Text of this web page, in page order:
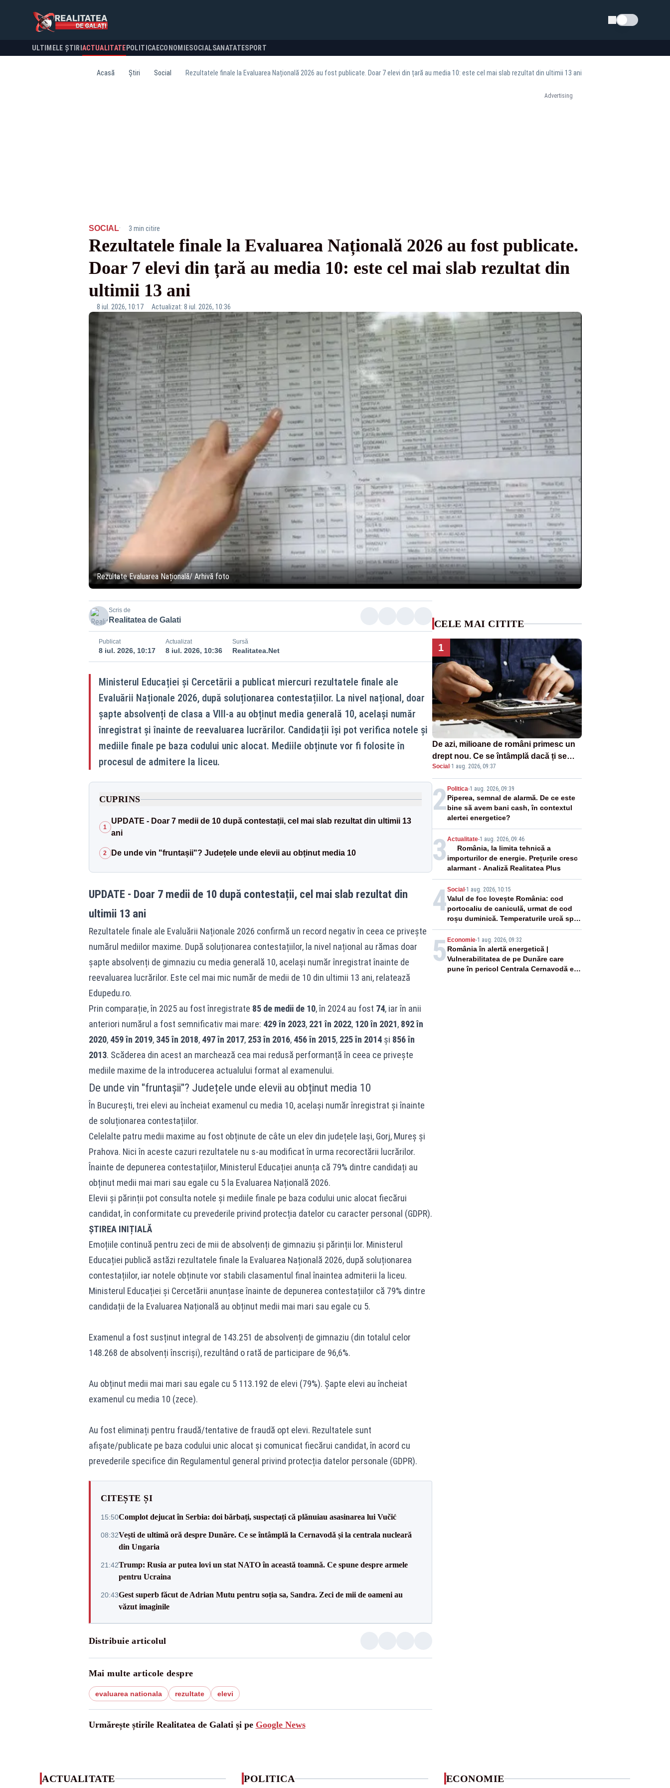
Schimba tema
ULTIMELE ȘTIRI ACTUALITATE POLITICA ECONOMIESOCIALSANATATESPORT
Acasă Știri Social Rezultatele finale la Evaluarea Națională 2026 au fost publicate. Doar 7 elevi din țară au media 10: este cel mai slab rezultat din ultimii 13 ani
Advertising
SOCIAL· 3 min citire
Rezultatele finale la Evaluarea Națională 2026 au fost publicate.
Doar 7 elevi din țară au media 10: este cel mai slab rezultat din
ultimii 13 ani
8 iul. 2026, 10:17 Actualizat: 8 iul. 2026, 10:36
Rezultate Evaluarea Națională/ Arhivă foto
Scris de
Realitatea de Galati
Publicat
8 iul. 2026, 10:17
Actualizat
8 iul. 2026, 10:36
Sursă
Realitatea.Net
Ministerul Educației și Cercetării a publicat miercuri rezultatele finale ale
Evaluării Naționale 2026, după soluționarea contestațiilor. La nivel național, doar
șapte absolvenți de clasa a VIII-a au obținut media generală 10, același număr
înregistrat și înainte de reevaluarea lucrărilor. Candidații își pot verifica notele și
mediile finale pe baza codului unic alocat. Mediile obținute vor fi folosite în
procesul de admitere la liceu.
CUPRINS
1
UPDATE - Doar 7 medii de 10 după contestații, cel mai slab rezultat din ultimii 13
ani
2 De unde vin "fruntașii"? Județele unde elevii au obținut media 10
UPDATE - Doar 7 medii de 10 după contestații, cel mai slab rezultat din
ultimii 13 ani
Rezultatele finale ale Evaluării Naționale 2026 confirmă un record negativ în ceea ce privește
numărul mediilor maxime. După soluționarea contestațiilor, la nivel național au rămas doar
șapte absolvenți de gimnaziu cu media generală 10, același număr înregistrat înainte de
reevaluarea lucrărilor. Este cel mai mic număr de medii de 10 din ultimii 13 ani, relatează
Edupedu.ro.
Prin comparație, în 2025 au fost înregistrate 85 de medii de 10, în 2024 au fost 74, iar în anii
anteriori numărul a fost semnificativ mai mare: 429 în 2023, 221 în 2022, 120 în 2021, 892 în
2020, 459 în 2019, 345 în 2018, 497 în 2017, 253 în 2016, 456 în 2015, 225 în 2014și 856 în
2013. Scăderea din acest an marchează cea mai redusă performanță în ceea ce privește
mediile maxime de la introducerea actualului format al examenului.
De unde vin "fruntașii"? Județele unde elevii au obținut media 10
În București, trei elevi au încheiat examenul cu media 10, același număr înregistrat și înainte
de soluționarea contestațiilor.
Celelalte patru medii maxime au fost obținute de câte un elev din județele Iași, Gorj, Mureș și
Prahova. Nici în aceste cazuri rezultatele nu s-au modificat în urma recorectării lucrărilor.
Înainte de depunerea contestațiilor, Ministerul Educației anunța că 79% dintre candidați au
obținut medii mai mari sau egale cu 5 la Evaluarea Națională 2026.
Elevii și părinții pot consulta notele și mediile finale pe baza codului unic alocat fiecărui
candidat, în conformitate cu prevederile privind protecția datelor cu caracter personal (GDPR).
ȘTIREA INIȚIALĂ
Emoțiile continuă pentru zeci de mii de absolvenți de gimnaziu și părinții lor. Ministerul
Educației publică astăzi rezultatele finale la Evaluarea Națională 2026, după soluționarea
contestațiilor, iar notele obținute vor stabili clasamentul final înaintea admiterii la liceu.
Ministerul Educației și Cercetării anunțase înainte de depunerea contestațiilor că 79% dintre
candidații de la Evaluarea Națională au obținut medii mai mari sau egale cu 5.
Examenul a fost susținut integral de 143.251 de absolvenți de gimnaziu (din totalul celor
148.268 de absolvenți înscriși), rezultând o rată de participare de 96,6%.
Au obținut medii mai mari sau egale cu 5 113.192 de elevi (79%). Șapte elevi au încheiat
examenul cu media 10 (zece).
Au fost eliminați pentru fraudă/tentative de fraudă opt elevi. Rezultatele sunt
afișate/publicate pe baza codului unic alocat și comunicat fiecărui candidat, în acord cu
prevederile specifice din Regulamentul general privind protecția datelor personale (GDPR).
CITEȘTE ȘI
15:50Complot dejucat în Serbia: doi bărbați, suspectați că plănuiau asasinarea lui Vučić
08:32Vești de ultimă oră despre Dunăre. Ce se întâmplă la Cernavodă și la centrala nucleară
din Ungaria
21:42Trump: Rusia ar putea lovi un stat NATO în această toamnă. Ce spune despre armele
pentru Ucraina
20:43Gest superb făcut de Adrian Mutu pentru soția sa, Sandra. Zeci de mii de oameni au
văzut imaginile
Distribuie articolul
Mai multe articole despre
evaluarea nationala rezultate elevi
Urmărește știrile Realitatea de Galati și pe Google News
CELE MAI CITITE
1
De azi, milioane de români primesc un
drept nou. Ce se întâmplă dacă ți se
strică un produs
Social ·1 aug. 2026, 09:37
2 Politica-1 aug. 2026, 09:39
Piperea, semnal de alarmă. De ce este
bine să avem bani cash, în contextul
alertei energetice?
3 Actualitate-1 aug. 2026, 09:46
România, la limita tehnică a
importurilor de energie. Prețurile cresc
alarmant - Analiză Realitatea Plus
4Social -1 aug. 2026, 10:15
Valul de foc lovește România: cod
portocaliu de caniculă, urmat de cod
roșu duminică. Temperaturile urcă spre
40°C
5 Economie-1 aug. 2026, 09:32
România în alertă energetică |
Vulnerabilitatea de pe Dunăre care
pune în pericol Centrala Cernavodă era
ACTUALITATE POLITICA ECONOMIE